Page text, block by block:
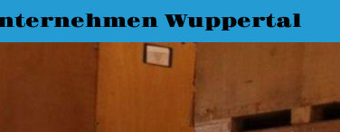
Wuppertal